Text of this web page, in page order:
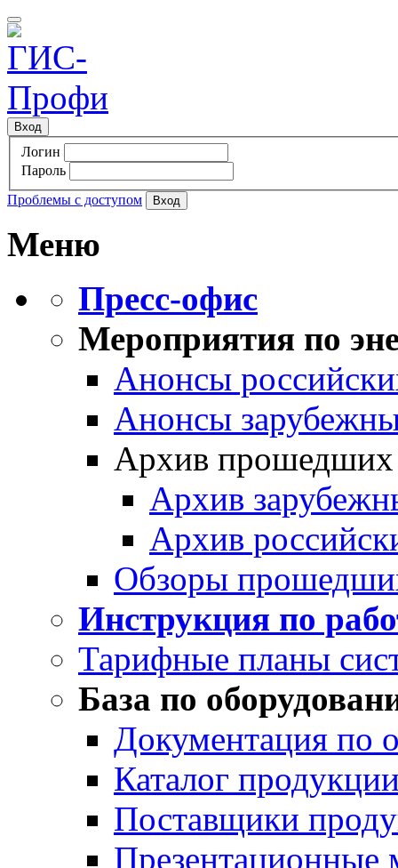
Вход
Логин
Пароль
Проблемы с доступом
Меню
Пресс-офис
Мероприятия по
Анонсы
Анонсы
Архив прошедших
Архив
Архив
Обзоры
Инструкция по
Тарифные планы
База по
Документация по
Каталог
Поставщики
Презентационные